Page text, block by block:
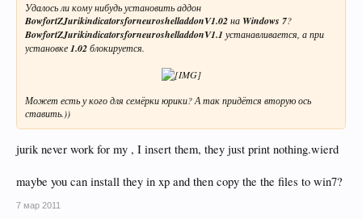
Удалось ли кому нибудь установить аддон
BowfortZJurikindicatorsforneuroshelladdonV1.02на Windows 7?
BowfortZJurikindicatorsforneuroshelladdonV1.1 устанавливается, а при
установке1.02блокируется.
Может есть у кого для семёрки юрики? А так придётся вторую ось
ставить.))
jurik never work for my , I insert them, they just print nothing.wierd
maybe you can install they in xp and then copy the the files to win7?
7 мар 2011